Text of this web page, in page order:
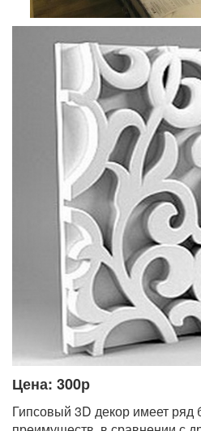
Цена: 300р
Гипсовый 3D декор имеет ряд